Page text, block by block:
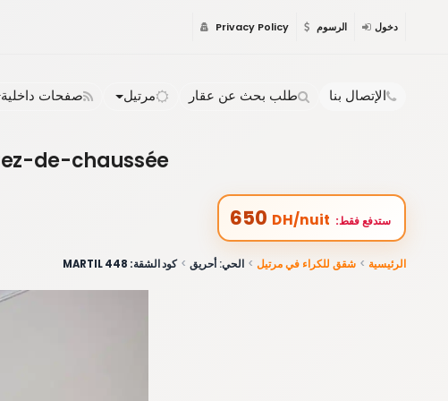
Privacy Policy الرسوم دخول
الإتصال بنا طلب بحث عن عقار مرتيل صفحات داخلية
de-chaussée
650 DH/nuit :ستدفع فقط
الرئيسية شقق للكراء في مرتيل الحي: أحريق كود الشقة: 448 MARTIL